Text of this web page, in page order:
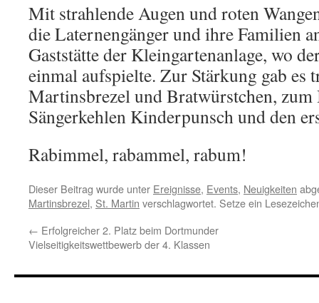
Mit strahlende Augen und roten
die Laternengänger und ihre Familien
Gaststätte der Kleingartenanlage, wo
einmal aufspielte. Zur Stärkung gab es
Martinsbrezel und Bratwürstchen, zum
Sängerkehlen Kinderpunsch und den
Rabimmel, rabammel, rabum!
Dieser Beitrag wurde unter Ereignisse, Events, Neuigkeiten
Martinsbrezel, St. Martin verschlagwortet. Setze ein
← Erfolgreicher 2. Platz beim Dortmunder
Vielseitigkeitswettbewerb der 4. Klassen